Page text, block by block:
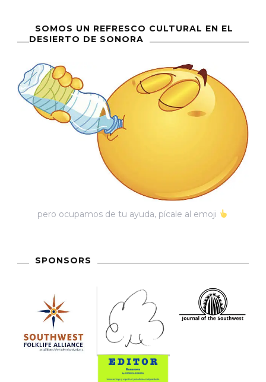
SOMOS UN REFRESCO CULTURAL EN EL
DESIERTO DE SONORA
pero ocupamos de tu ayuda, pícale al emoji
SPONSORS